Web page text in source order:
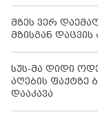
მზეს ვერ
მზისგან
სუს-მა დიდი
აღების ფაქტზე
დააკავა